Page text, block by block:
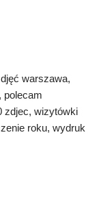
warszawa,
polecam
zdjec, wizytówki
roku, wydruk